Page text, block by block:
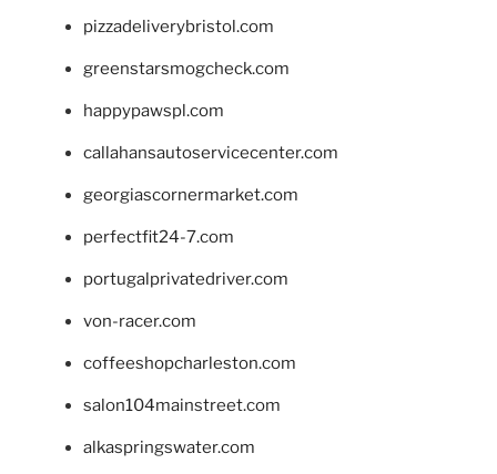
pizzadeliverybristol.com
greenstarsmogcheck.com
happypawspl.com
callahansautoservicecenter.com
georgiascornermarket.com
perfectfit24-7.com
portugalprivatedriver.com
von-racer.com
coffeeshopcharleston.com
salon104mainstreet.com
alkaspringswater.com